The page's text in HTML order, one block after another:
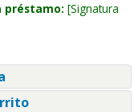
préstamo: Signatura